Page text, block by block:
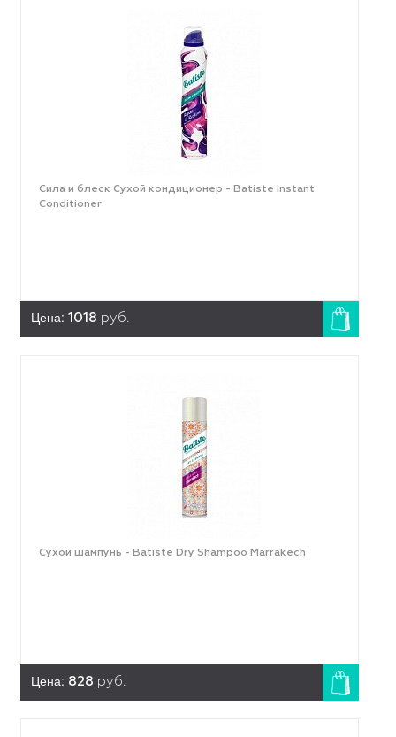
Сила и блеск Сухой кондиционер - Batiste Instant
Conditioner
Цена: 1018 руб.
Сухой шампунь - Batiste Dry Shampoo Marrakech
Цена: 828 руб.